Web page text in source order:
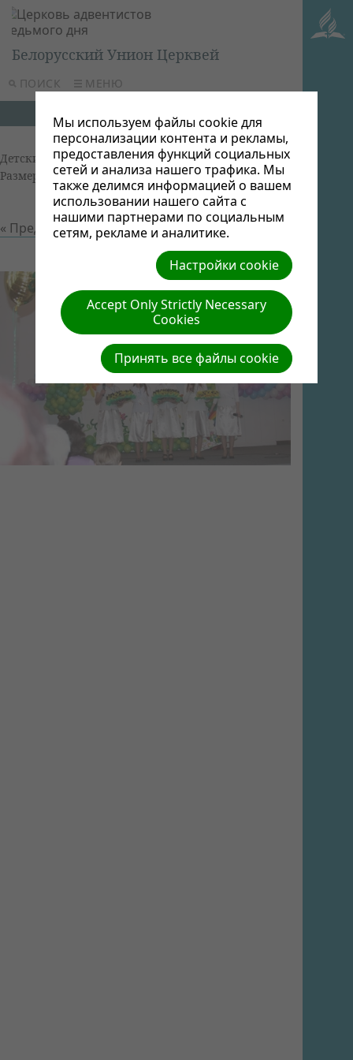
ПОИСК МЕНЮ
Белорусский Унион Церквей
Детский фестиваль 2014| Автор: Виктор Админ |
Размер (МБ): 0.09 |Скачать | Просмотров: 0
« Предыдущий Следующий »
Мы используем файлы cookie для
персонализации контента и рекламы,
предоставления функций социальных
сетей и анализа нашего трафика. Мы
также делимся информацией о вашем
использовании нашего сайта с
нашими партнерами по социальным
сетям, рекламе и аналитике.
Настройки cookie
Accept Only Strictly Necessary
Cookies
Принять все файлы cookie